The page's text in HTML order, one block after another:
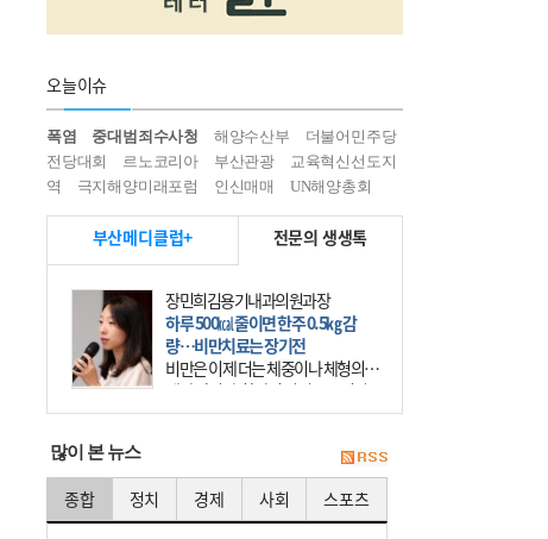
오늘이슈
폭염 중대범죄수사청 해양수산부
더불어민주당
전당대회
르노코리아 부산관광
교육혁신선도지
역
극지해양미래포럼 인신매매 UN해양총회
부산메디클럽+ 전문의 생생톡
이유림 광도한의원 원장
목 통증, 침·뜸·추나 같이 하면 효과
적
휴대전화가 우리의 일상에 들어온 지
20년이 넘었다. 요즘에는 사람들 대
부분 스마트폰이라는 작은 기계를 한
많이 본 뉴스
종합 정치 경제 사회 스포츠